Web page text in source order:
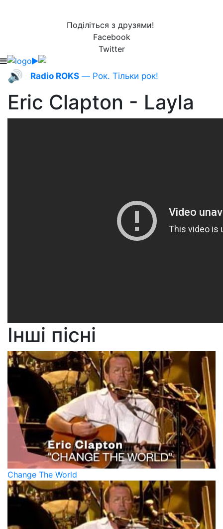
Поділіться з друзями!
Facebook
Twitter
🔊 Radio ROKS — Рок. Тільки рок!
Eric Clapton - Layla
Інші пісні
Change The World